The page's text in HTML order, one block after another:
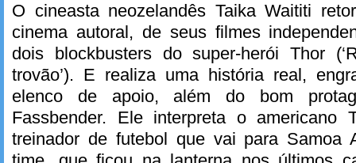
O cineasta neozelandês Taika Waititi
cinema autoral, de seus filmes
dois blockbusters do super-herói Thor
trovão’). E realiza uma história real,
elenco de apoio, além do bom
Fassbender. Ele interpreta o americano
treinador de futebol que vai para Samoa